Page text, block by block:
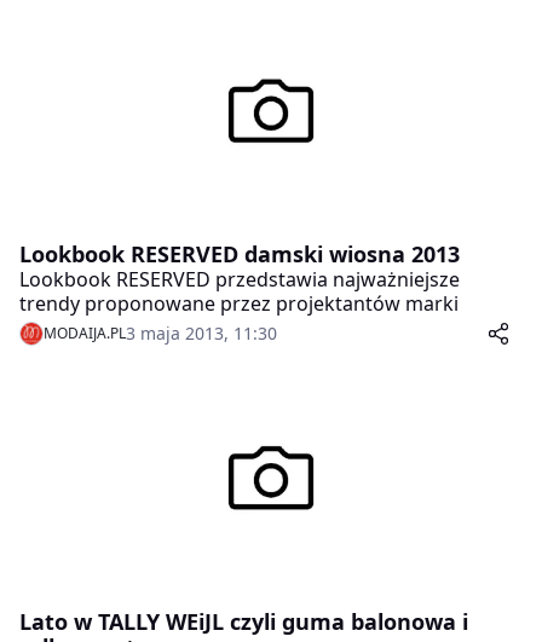
Lookbook RESERVED damski wiosna 2013
Lookbook RESERVED przedstawia najważniejsze
trendy proponowane przez projektantów marki
MODAIJA.PL3 maja 2013, 11:30
Lato w TALLY WEiJL czyli guma balonowa i